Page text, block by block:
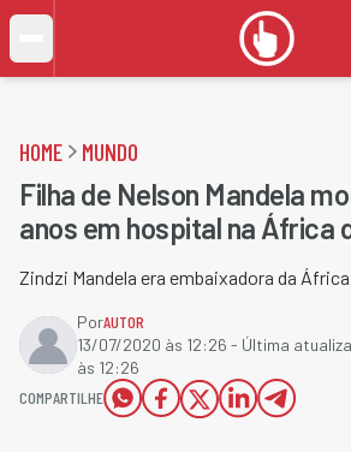
HOME MUNDO
Filha de Nelson Mandela
anos em hospital na África
Zindzi Mandela era embaixadora da
PorAUTOR
13/07/2020 às 12:26 - Última
às 12:26
COMPARTILHE